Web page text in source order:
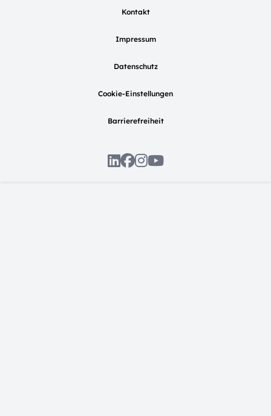
Kontakt
Impressum
Datenschutz
Cookie-Einstellungen
Barrierefreiheit